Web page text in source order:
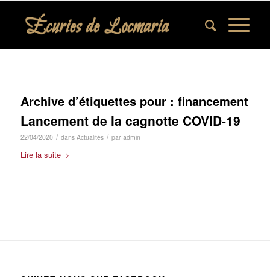
Archive d’étiquettes pour : financement
Lancement de la cagnotte COVID-19
22/04/2020 / dans Actualités / par admin
Lire la suite